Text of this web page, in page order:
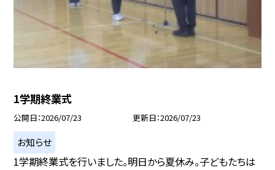
1学期終業式
公開日 2026/07/23 更新日 2026/07/23
お知らせ
1学期終業式を行いました。明日から夏休み。子どもたちは